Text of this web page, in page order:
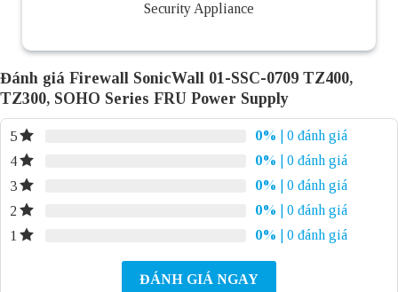
Security Appliance
Đánh giá Firewall SonicWall 01-SSC-0709 TZ400,
TZ300, SOHO Series FRU Power Supply
5 0%
| 0 đánh giá
4
0%
| 0 đánh giá
3
0%
| 0 đánh giá
2
0%
| 0 đánh giá
1
0% | 0 đánh giá
ĐÁNH GIÁ NGAY